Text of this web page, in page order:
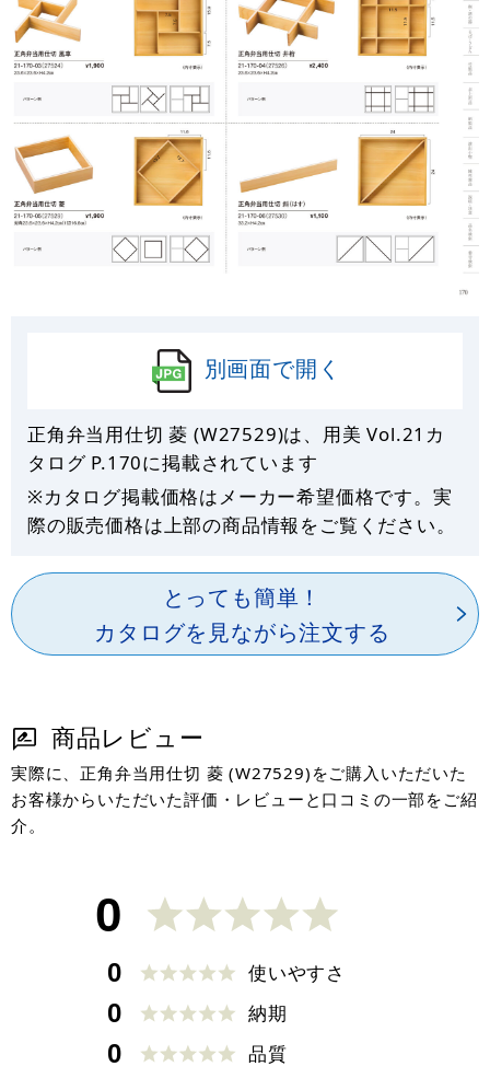
別画面で開く
正角弁当用仕切 菱 (W27529)は、用美 Vol.21カ
タログ P.170に掲載されています
※カタログ掲載価格はメーカー希望価格です。実
際の販売価格は上部の商品情報をご覧ください。
とっても簡単！
カタログを見ながら注文する
商品レビュー
実際に、正角弁当用仕切 菱 (W27529)をご購入いただいた
お客様からいただいた評価・レビューと口コミの一部をご紹
介。
0
0 使いやすさ
0 納期
0 品質